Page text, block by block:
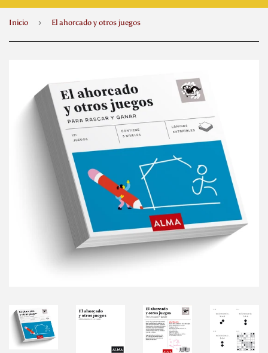
Inicio › El ahorcado y otros juegos